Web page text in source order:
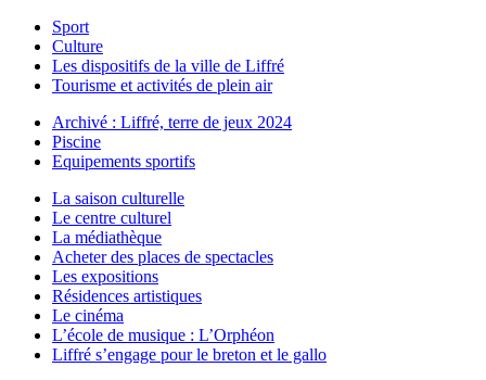
Sport
Culture
Les dispositifs de la ville de Liffré
Tourisme et activités de plein air
Archivé : Liffré, terre de jeux 2024
Piscine
Equipements sportifs
La saison culturelle
Le centre culturel
La médiathèque
Acheter des places de spectacles
Les expositions
Résidences artistiques
Le cinéma
L’école de musique : L’Orphéon
Liffré s’engage pour le breton et le gallo